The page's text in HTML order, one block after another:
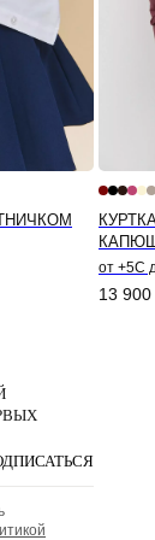
от +5С
13 900